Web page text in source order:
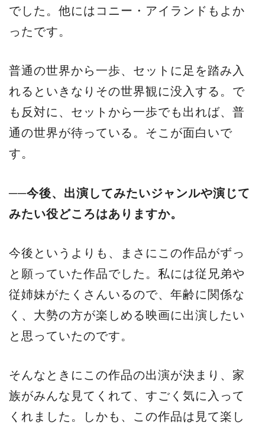
でした。他にはコニー・アイランドもよか
ったです。
普通の世界から一歩、セットに足を踏み入
れるといきなりその世界観に没入する。で
も反対に、セットから一歩でも出れば、普
通の世界が待っている。そこが面白いで
す。
──今後、出演してみたいジャンルや演じて
みたい役どころはありますか。
今後というよりも、まさにこの作品がずっ
と願っていた作品でした。私には従兄弟や
従姉妹がたくさんいるので、年齢に関係な
く、大勢の方が楽しめる映画に出演したい
と思っていたのです。
そんなときにこの作品の出演が決まり、家
族がみんな見てくれて、すごく気に入って
くれました。しかも、この作品は見て楽し